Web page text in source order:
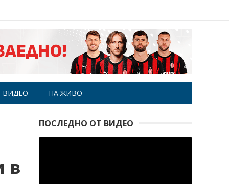
ВИДЕО НА ЖИВО
в
ПОСЛЕДНО ОТ ВИДЕО